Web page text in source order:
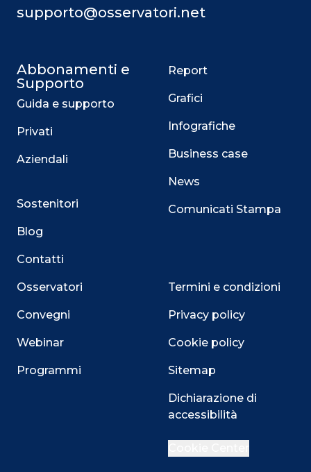
supporto@osservatori.net
Abbonamenti e
Supporto
Guida e supporto
Privati
Aziendali
Sostenitori
Blog
Contatti
Osservatori
Convegni
Webinar
Programmi
Report
Grafici
Infografiche
Business case
News
Comunicati Stampa
Termini e condizioni
Privacy policy
Cookie policy
Sitemap
Dichiarazione di
accessibilità